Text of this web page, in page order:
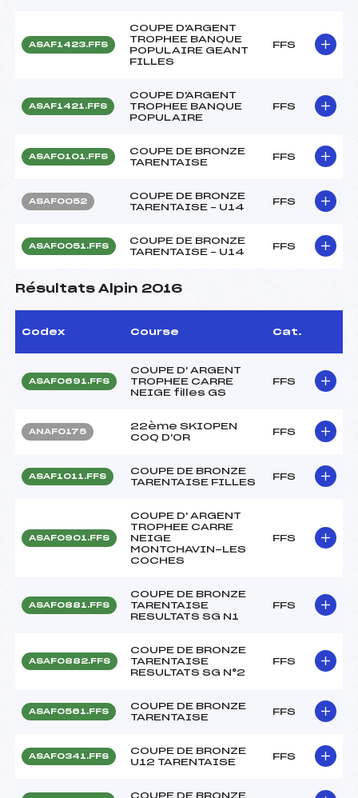
ASAF1423.FFS
COUPE D'ARGENT
TROPHEE BANQUE
POPULAIRE GEANT
FILLES
FFS
ASAF1421.FFS
COUPE D'ARGENT
TROPHEE BANQUE
POPULAIRE
FFS
ASAF0101.FFS
COUPE DE BRONZE
TARENTAISE
FFS
ASAF0052
COUPE DE BRONZE
TARENTAISE – U14
FFS
ASAF0051.FFS
COUPE DE BRONZE
TARENTAISE – U14
FFS
Résultats Alpin 2016
Codex Course Cat.
ASAF0691.FFS
COUPE D' ARGENT
TROPHEE CARRE
NEIGE filles GS
FFS
ANAF0175
22ème SKIOPEN
COQ D'OR
FFS
ASAF1011.FFS
COUPE DE BRONZE
TARENTAISE FILLES
FFS
ASAF0901.FFS
COUPE D' ARGENT
TROPHEE CARRE
NEIGE
MONTCHAVIN-LES
COCHES
FFS
ASAF0881.FFS
COUPE DE BRONZE
TARENTAISE
RESULTATS SG N1
FFS
ASAF0882.FFS
COUPE DE BRONZE
TARENTAISE
RESULTATS SG N°2
FFS
ASAF0561.FFS
COUPE DE BRONZE
TARENTAISE
FFS
ASAF0341.FFS
COUPE DE BRONZE
U12 TARENTAISE
FFS
COUPE DE BRONZE